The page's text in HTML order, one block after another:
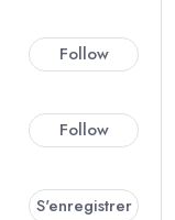
Follow
Follow
S'enregistrer